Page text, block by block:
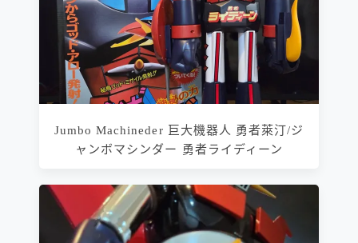
Jumbo Machineder 巨大機器人 勇者萊汀/ジ
ャンボマシンダー 勇者ライディーン